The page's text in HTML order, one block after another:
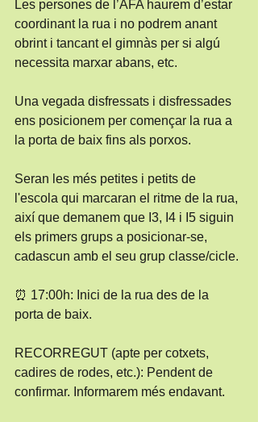
Les persones de l’AFA haurem d’estar
coordinant la rua i no podrem anant
obrint i tancant el gimnàs per si algú
necessita marxar abans, etc.
Una vegada disfressats i disfressades
ens posicionem per començar la rua a
la porta de baix fins als porxos.
Seran les més petites i petits de
l'escola qui marcaran el ritme de la rua,
així que demanem que I3, I4 i I5 siguin
els primers grups a posicionar-se,
cadascun amb el seu grup classe/cicle.
⏰ 17:00h: Inici de la rua des de la
porta de baix.
RECORREGUT (apte per cotxets,
cadires de rodes, etc.): Pendent de
confirmar. Informarem més endavant.